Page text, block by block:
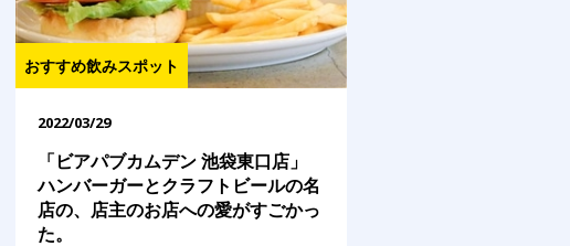
おすすめ飲みスポット
2022/03/29
「ビアパブカムデン 池袋東口店」
ハンバーガーとクラフトビールの名
店の、店主のお店への愛がすごかっ
た。